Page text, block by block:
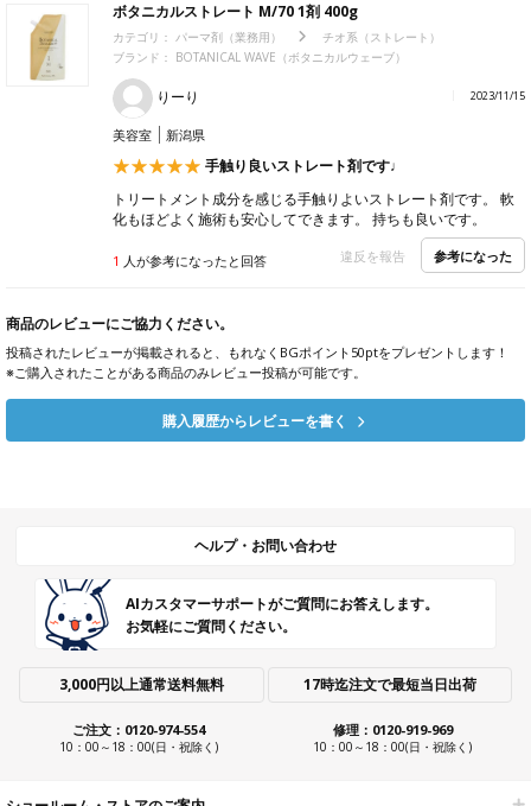
ボタニカルストレート M/70 1剤 400g
カテゴリ： パーマ剤（業務用）
チオ系（ストレート）
ブランド： BOTANICAL WAVE（ボタニカルウェーブ）
りーり 2023/11/15
美容室 新潟県
手触り良いストレート剤です♩
トリートメント成分を感じる手触りよいストレート剤です。 軟
化もほどよく施術も安心してできます。 持ちも良いです。
1 人が参考になったと回答 違反を報告 参考になった
商品のレビューにご協力ください。
投稿されたレビューが掲載されると、もれなくBGポイント50ptをプレゼントします！
※ご購入されたことがある商品のみレビュー投稿が可能です。
購入履歴からレビューを書く
ヘルプ・お問い合わせ
AIカスタマーサポートがご質問にお答えします。
お気軽にご質問ください。
3,000円以上通常送料無料 17時迄注文で最短当日出荷
ご注文：0120-974-554
10：00～18：00(日・祝除く)
修理：0120-919-969
10：00～18：00(日・祝除く)